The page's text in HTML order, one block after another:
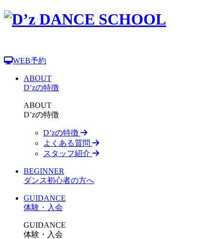
WEB予約
ABOUT
D’zの特徴
ABOUT
D’zの特徴
D’zの特徴
よくある質問
スタッフ紹介
BEGINNER
ダンス初心者の方へ
GUIDANCE
体験・入会
GUIDANCE
体験・入会